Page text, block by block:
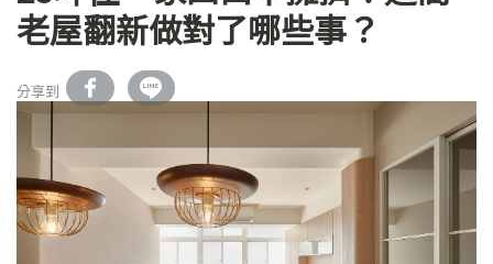
老屋翻新做對了哪些事？
分享到